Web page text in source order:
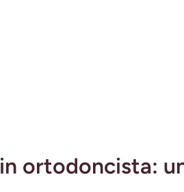
ortodoncista: